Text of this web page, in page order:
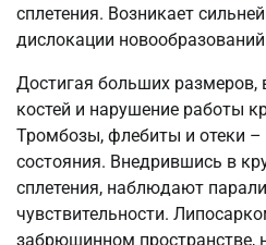
сплетения. Возникает
дислокации
Достигая больших
костей и нарушение работы
Тромбозы, флебиты и отеки –
состояния. Внедрившись в
сплетения, наблюдают
чувствительности.
забрюшинном пространстве,